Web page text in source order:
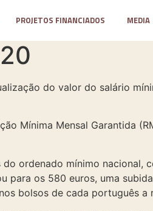
PROJETOS FINANCIADOS MEDIA
do valor do salário
Mínima Mensal Garantida
ordenado mínimo nacional,
para os 580 euros, uma
bolsos de cada português a